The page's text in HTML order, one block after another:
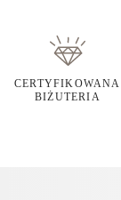
CERTYFIKOWANA
BIŻUTERIA